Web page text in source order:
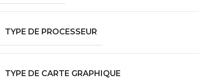
TYPE DE PROCESSEUR
TYPE DE CARTE GRAPHIQUE